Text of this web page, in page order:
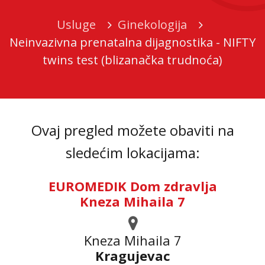
Usluge
Ginekologija
Neinvazivna prenatalna dijagnostika - NIFTY
twins test (blizanačka trudnoća)
Ovaj pregled možete obaviti na
sledećim lokacijama:
EUROMEDIK Dom zdravlja
Kneza Mihaila 7
Kneza Mihaila 7
Kragujevac